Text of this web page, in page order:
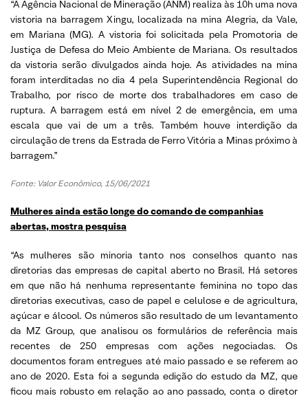
“A Agência Nacional de Mineração (ANM) realiza às 10h uma nova
vistoria na barragem Xingu, localizada na mina Alegria, da Vale,
em Mariana (MG). A vistoria foi solicitada pela Promotoria de
Justiça de Defesa do Meio Ambiente de Mariana. Os resultados
da vistoria serão divulgados ainda hoje. As atividades na mina
foram interditadas no dia 4 pela Superintendência Regional do
Trabalho, por risco de morte dos trabalhadores em caso de
ruptura. A barragem está em nível 2 de emergência, em uma
escala que vai de um a três. Também houve interdição da
circulação de trens da Estrada de Ferro Vitória a Minas próximo à
barragem.”
Fonte: Valor Econômico, 15/06/2021
Mulheres ainda estão longe do comando de companhias
abertas, mostra pesquisa
“As mulheres são minoria tanto nos conselhos quanto nas
diretorias das empresas de capital aberto no Brasil. Há setores
em que não há nenhuma representante feminina no topo das
diretorias executivas, caso de papel e celulose e de agricultura,
açúcar e álcool. Os números são resultado de um levantamento
da MZ Group, que analisou os formulários de referência mais
recentes de 250 empresas com ações negociadas. Os
documentos foram entregues até maio passado e se referem ao
ano de 2020. Esta foi a segunda edição do estudo da MZ, que
ficou mais robusto em relação ao ano passado, conta o diretor